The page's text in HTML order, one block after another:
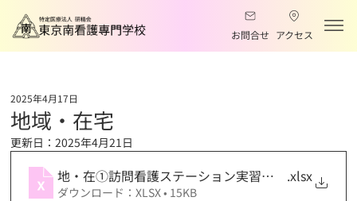
地域・在宅
2025年4月17日
更新日：2025年4月21日
地・在①訪問看護ステーション実習情報用紙 新
.xlsx
ダウンロード：XLSX • 15KB
アクセス
お問合せ